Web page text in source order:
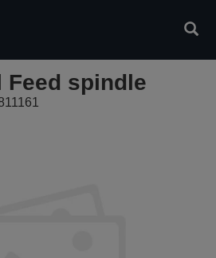
Feed spindle